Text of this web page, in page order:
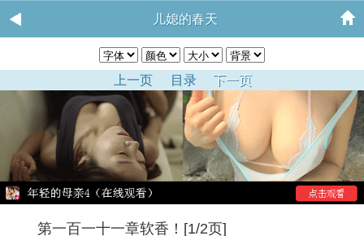
儿媳的春天
上一页 目录 下一页
第一百一十一章软香！[1/2页]